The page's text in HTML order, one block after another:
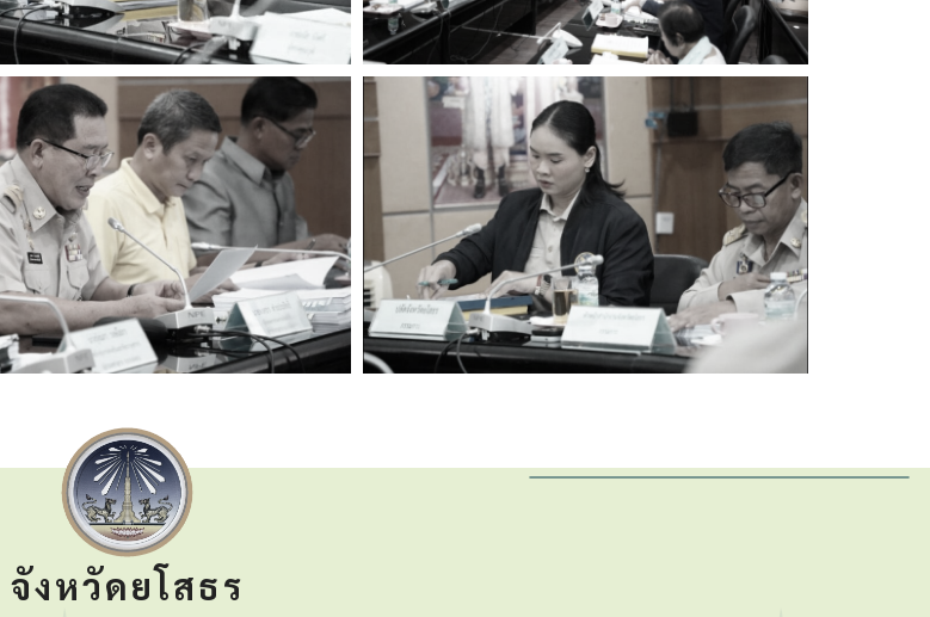
จังหวัดยโสธร